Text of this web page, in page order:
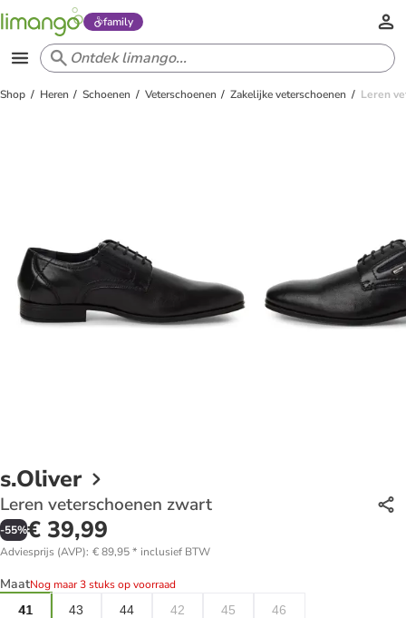
family
Shop Heren Schoenen Veterschoenen Zakelijke veterschoenen Leren
s.Oliver
Leren veterschoenen zwart
-55%€ 39,99
Adviesprijs (AVP): € 89,95* inclusief BTW
MaatNog maar 3 stuks op voorraad
41
43 44 42 45 46